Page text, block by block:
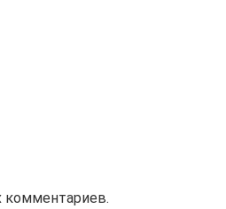
комментариев.